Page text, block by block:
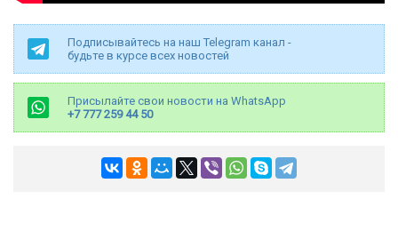
Подписывайтесь на наш Telegram канал -
будьте в курсе всех новостей
Присылайте свои новости на WhatsApp
+7 777 259 44 50